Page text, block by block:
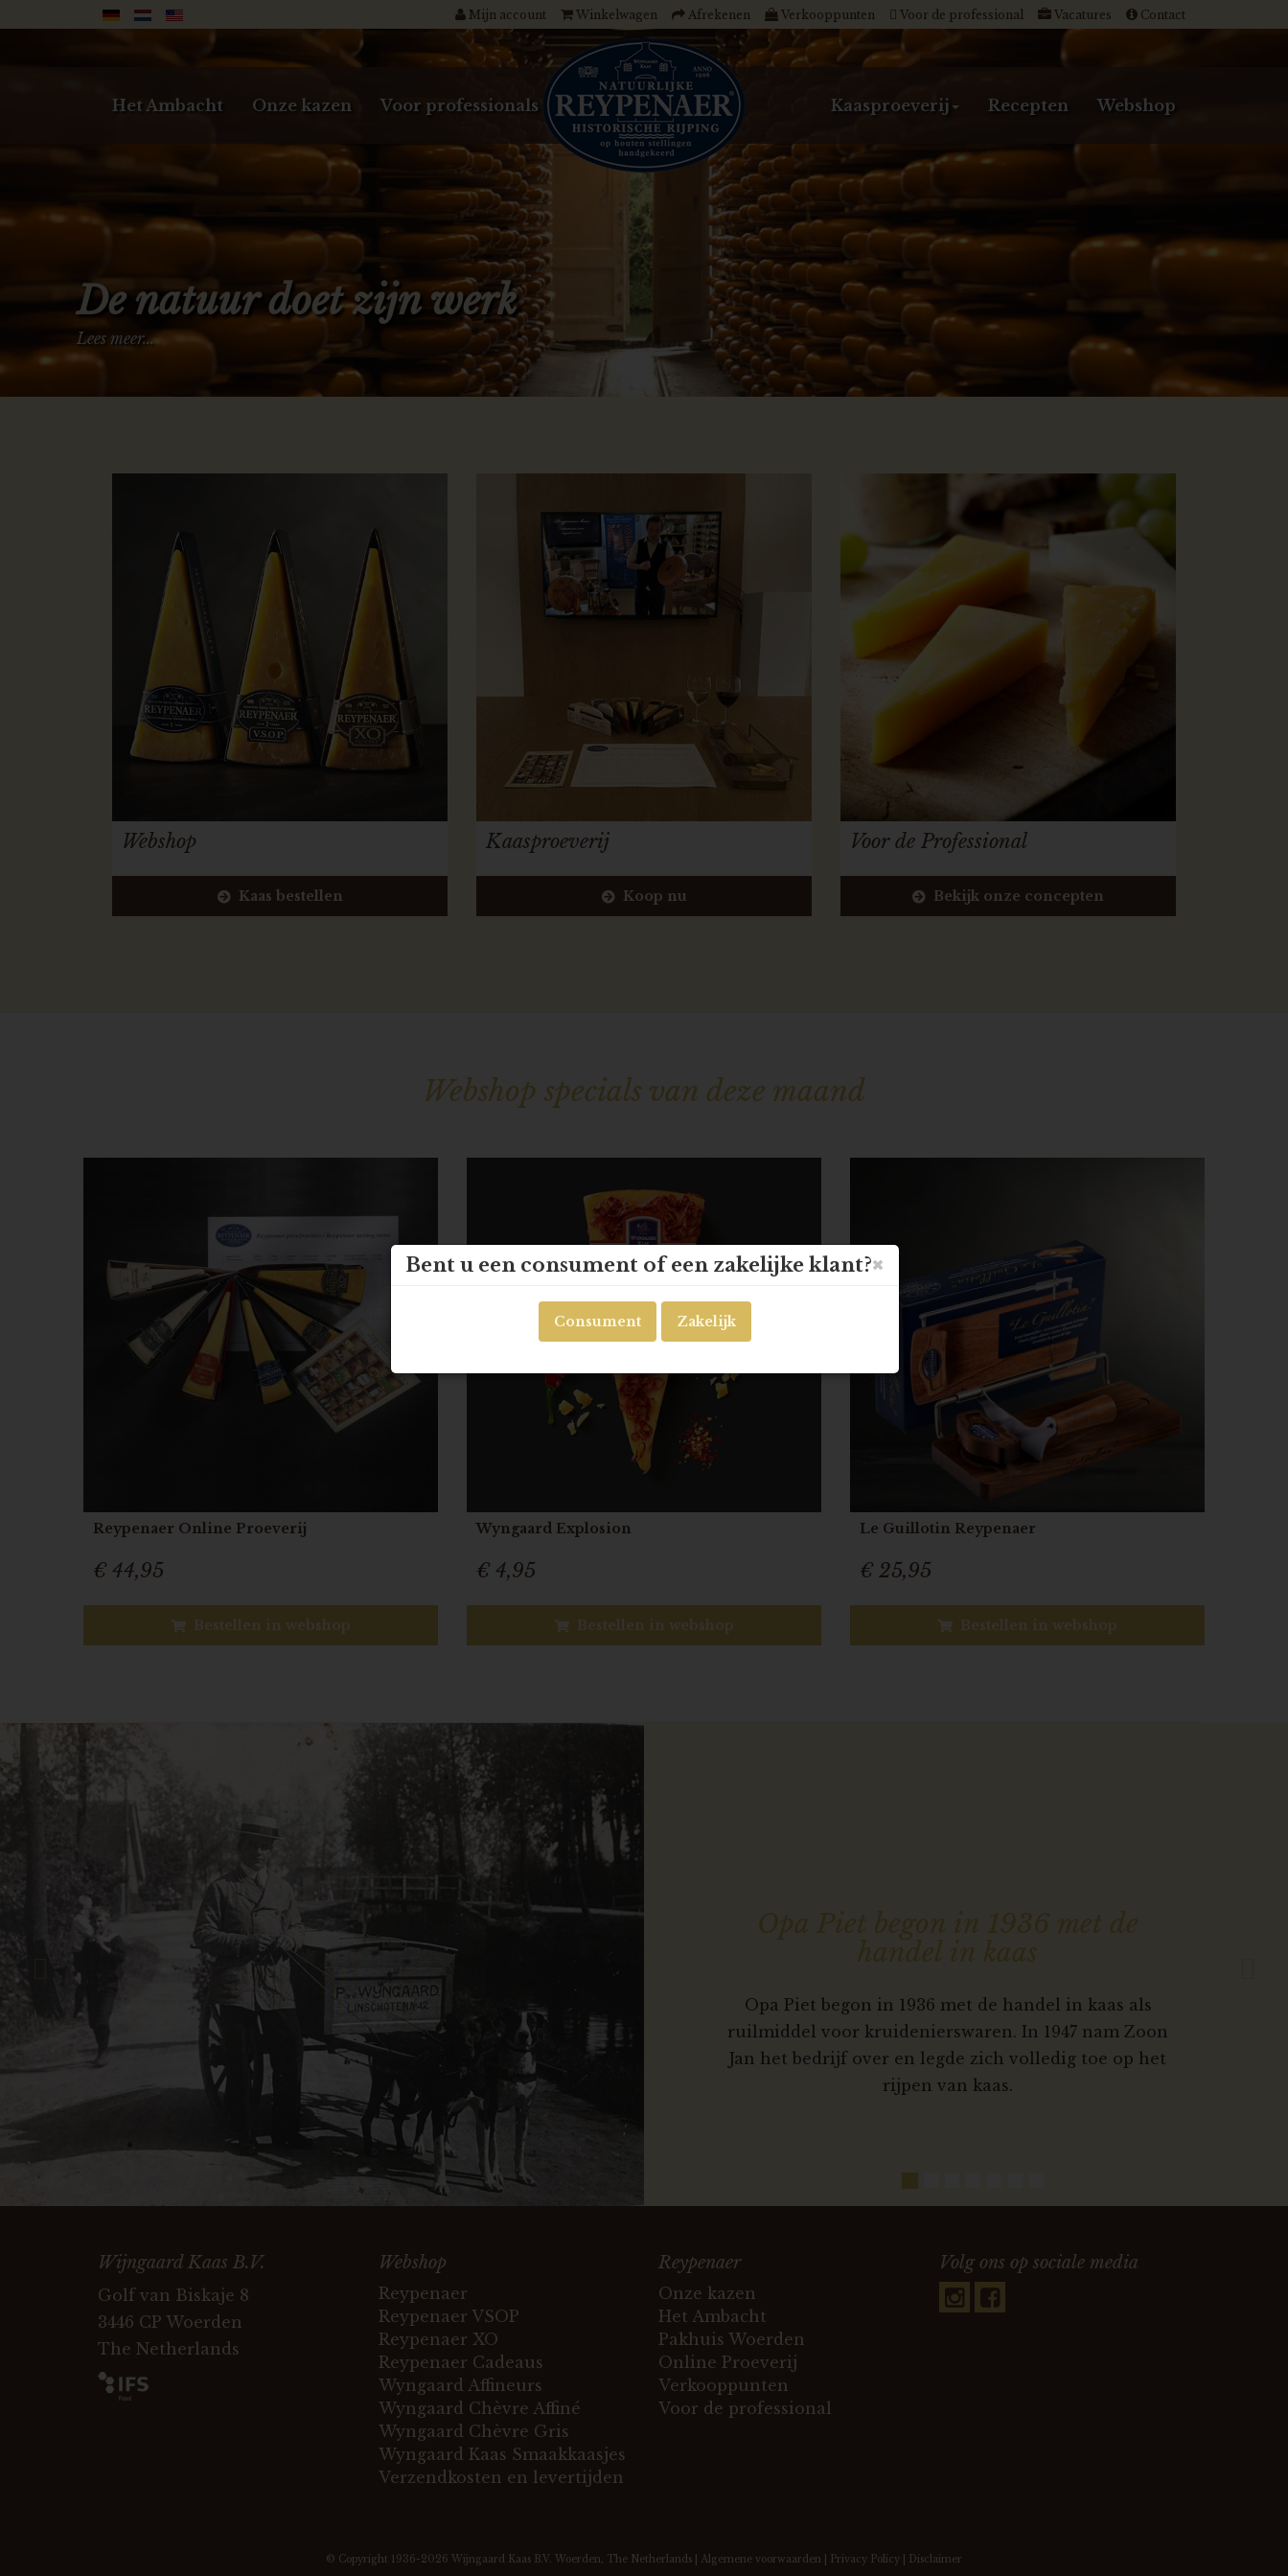
Mijn account Winkelwagen Afrekenen Verkooppunten Voor de professional Vacatures Contact
Het Ambacht Onze kazen Voor professionals Webshop
Recepten
Kaasproeverij
De natuur doet zijn werk
Lees meer...
Webshop
Kaas bestellen
Kaasproeverij
Koop nu
Voor de Professional
Bekijk onze concepten
Webshop specials van deze maand
Reypenaer Online Proeverij
€ 44,95
Bestellen in webshop
Wyngaard Explosion
€ 4,95
Bestellen in webshop
Le Guillotin Reypenaer
€ 25,95
Bestellen in webshop
Opa Piet begon in 1936 met de
handel in kaas
Opa Piet begon in 1936 met de handel in kaas als
ruilmiddel voor kruidenierswaren. In 1947 nam Zoon
Jan het bedrijf over en legde zich volledig toe op het
rijpen van kaas.
Wijngaard Kaas B.V.
Golf van Biskaje 8
3446 CP Woerden
The Netherlands
Webshop
Reypenaer
Reypenaer VSOP
Reypenaer XO
Reypenaer Cadeaus
Wyngaard Affineurs
Wyngaard Chèvre Affiné
Wyngaard Chèvre Gris
Wyngaard Kaas Smaakkaasjes
Verzendkosten en levertijden
Reypenaer
Onze kazen
Het Ambacht
Pakhuis Woerden
Online Proeverij
Verkooppunten
Voor de professional
Volg ons op sociale media
© Copyright 1936-2026 Wijngaard Kaas B.V. Woerden, The Netherlands | Algemene voorwaarden Privacy Policy Disclaimer
Consument Zakelijk
Bent u een consument of een zakelijke klant?